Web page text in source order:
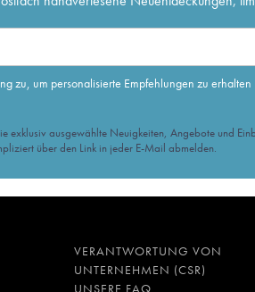
zu, um personalisierte Empfehlungen zu erhalten
exklusiv ausgewählte Neuigkeiten, Angebote und
über den Link in jeder E-Mail abmelden.
VERANTWORTUNG VON
UNTERNEHMEN (CSR)
UNSERE FAQ